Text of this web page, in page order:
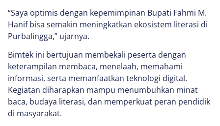
“Saya optimis dengan kepemimpinan Bupati Fahmi M.
Hanif bisa semakin meningkatkan ekosistem literasi di
Purbalingga,” ujarnya.
Bimtek ini bertujuan membekali peserta dengan
keterampilan membaca, menelaah, memahami
informasi, serta memanfaatkan teknologi digital.
Kegiatan diharapkan mampu menumbuhkan minat
baca, budaya literasi, dan memperkuat peran pendidik
di masyarakat.